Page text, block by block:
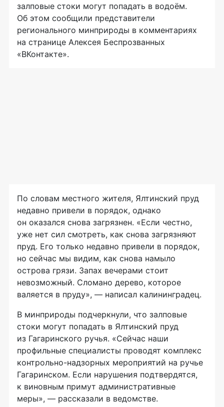
залповые стоки могут попадать в водоём.
Об этом сообщили представители
регионального минприроды в комментариях
на странице Алексея Беспрозванных
«ВКонтакте».
По словам местного жителя, Ялтинский пруд
недавно привели в порядок, однако
он оказался снова загрязнен. «Если честно,
уже нет сил смотреть, как снова загрязняют
пруд. Его только недавно привели в порядок,
но сейчас мы видим, как снова намыло
острова грязи. Запах вечерами стоит
невозможный. Сломано дерево, которое
валяется в пруду», — написал калининградец.
В минприроды подчеркнули, что залповые
стоки могут попадать в Ялтинский пруд
из Гагаринского ручья. «Сейчас наши
профильные специалисты проводят комплекс
контрольно-надзорных мероприятий на ручье
Гагаринском. Если нарушения подтвердятся,
к виновным примут административные
меры», — рассказали в ведомстве.